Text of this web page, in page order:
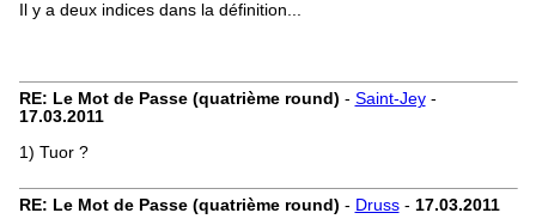
Il y a deux indices dans la définition...
RE: Le Mot de Passe (quatrième round) - Saint-Jey-
17.03.2011
1) Tuor ?
RE: Le Mot de Passe (quatrième round) - Druss- 17.03.2011